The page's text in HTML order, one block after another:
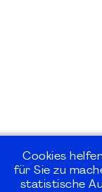
Cookies
für Sie zu
statistische